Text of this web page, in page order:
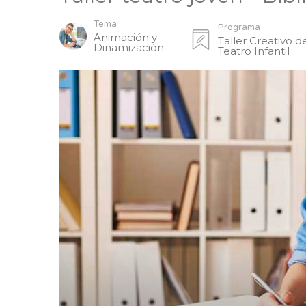
Tema
Animación y
Dinamización
Programa
Taller Creativo
Teatro Infantil